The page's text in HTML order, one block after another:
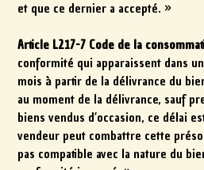
et que ce dernier a accepté. »
Article L217-7 Code de la
conformité qui apparaissent dans
mois à partir de la délivrance du
au moment de la délivrance, sauf
biens vendus d’occasion, ce délai
vendeur peut combattre cette
pas compatible avec la nature du